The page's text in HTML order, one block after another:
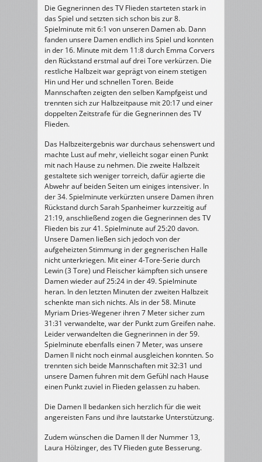
Die Gegnerinnen des TV Flieden starteten stark in
das Spiel und setzten sich schon bis zur 8.
Spielminute mit 6:1 von unseren Damen ab. Dann
fanden unsere Damen endlich ins Spiel und konnten
in der 16. Minute mit dem 11:8 durch Emma Corvers
den Rückstand erstmal auf drei Tore verkürzen. Die
restliche Halbzeit war geprägt von einem stetigen
Hin und Her und schnellen Toren. Beide
Mannschaften zeigten den selben Kampfgeist und
trennten sich zur Halbzeitpause mit 20:17 und einer
doppelten Zeitstrafe für die Gegnerinnen des TV
Flieden.
Das Halbzeitergebnis war durchaus sehenswert und
machte Lust auf mehr, vielleicht sogar einen Punkt
mit nach Hause zu nehmen. Die zweite Halbzeit
gestaltete sich weniger torreich, dafür agierte die
Abwehr auf beiden Seiten um einiges intensiver. In
der 34. Spielminute verkürzten unsere Damen ihren
Rückstand durch Sarah Spanheimer kurzzeitig auf
21:19, anschließend zogen die Gegnerinnen des TV
Flieden bis zur 41. Spielminute auf 25:20 davon.
Unsere Damen ließen sich jedoch von der
aufgeheizten Stimmung in der gegnerischen Halle
nicht unterkriegen. Mit einer 4-Tore-Serie durch
Lewin (3 Tore) und Fleischer kämpften sich unsere
Damen wieder auf 25:24 in der 49. Spielminute
heran. In den letzten Minuten der zweiten Halbzeit
schenkte man sich nichts. Als in der 58. Minute
Myriam Dries-Wegener ihren 7 Meter sicher zum
31:31 verwandelte, war der Punkt zum Greifen nahe.
Leider verwandelten die Gegnerinnen in der 59.
Spielminute ebenfalls einen 7 Meter, was unsere
Damen II nicht noch einmal ausgleichen konnten. So
trennten sich beide Mannschaften mit 32:31 und
unsere Damen fuhren mit dem Gefühl nach Hause
einen Punkt zuviel in Flieden gelassen zu haben.
Die Damen II bedanken sich herzlich für die weit
angereisten Fans und ihre lautstarke Unterstützung.
Zudem wünschen die Damen II der Nummer 13,
Laura Hölzinger, des TV Flieden gute Besserung.